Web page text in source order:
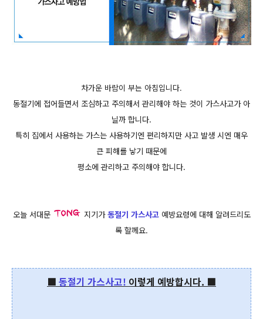
차가운 바람이 부는 아침입니다.
동절기에 접어들면서 조심하고 주의해서 관리해야 하는 것이 가스사고가 아
닐까 합니다.
특히 집에서 사용하는 가스는 사용하기엔 편리하지만 사고 발생 시엔 매우
큰 피해를 낳기 때문에
평소에 관리하고 주의해야 합니다.
오늘 서대문 지기가동절기 가스사고예방요령에 대해 알려드리도
록 할께요.
■ 동절기 가스사고! 이렇게 예방합시다. ■